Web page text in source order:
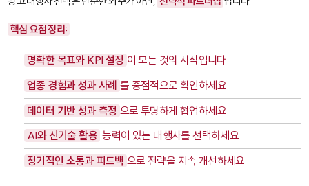
핵심 요점 정리:
명확한 목표와 KPI 설정 이 모든 것의 시작입니다
업종 경험과 성과 사례 를 중점적으로 확인하세요
데이터 기반 성과 측정 으로 투명하게 협업하세요
AI와 신기술 활용 능력이 있는 대행사를 선택하세요
정기적인 소통과 피드백 으로 전략을 지속 개선하세요